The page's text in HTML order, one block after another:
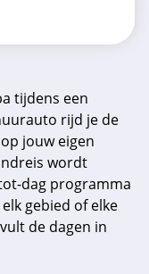
tijdens een
rijd je de
jouw eigen
wordt
dag programma
gebied of elke
de dagen in